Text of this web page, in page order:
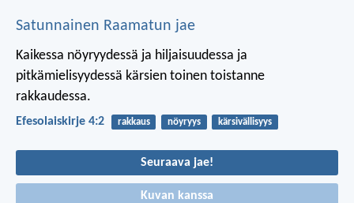
Satunnainen Raamatun jae
Kaikessa nöyryydessä ja hiljaisuudessa ja
pitkämielisyydessä kärsien toinen toistanne
rakkaudessa.
Efesolaiskirje 4:2 rakkaus nöyryys kärsivällisyys
Seuraava jae!
Kuvan kanssa